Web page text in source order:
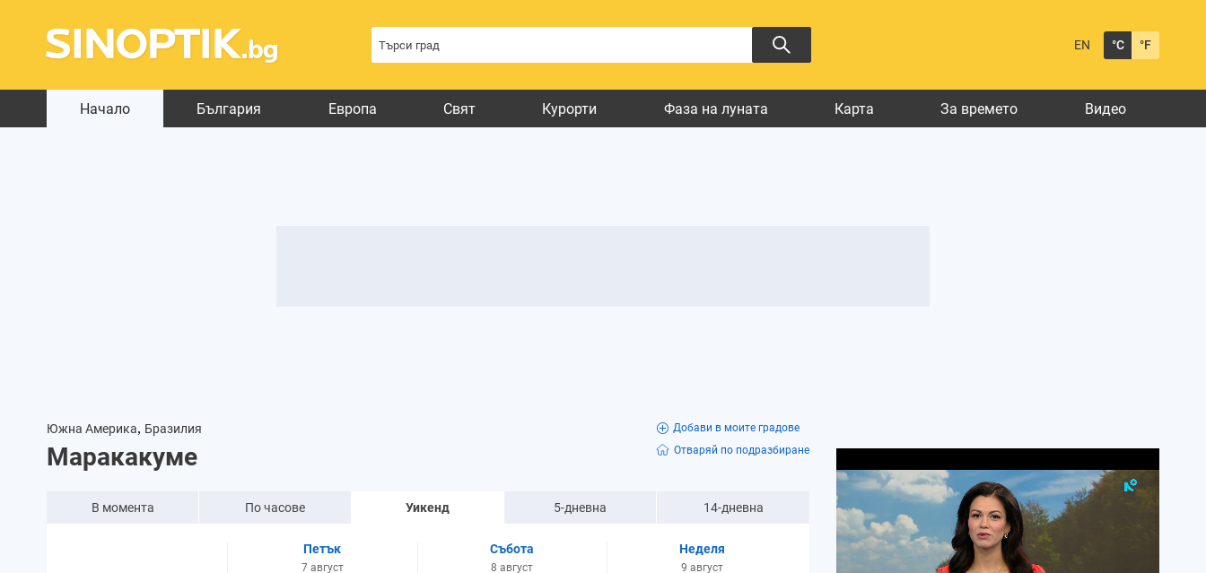
EN °C °F
Начало България Европа Свят Курорти Фаза на луната Карта За времето Видео
Южна Америка, Бразилия
Маракакуме
Добави в моите градове
Отваряй по подразбиране
В момента По часове Уикенд 5-дневна 14-дневна
Петък
7 август
Събота
8 август
Неделя
9 август